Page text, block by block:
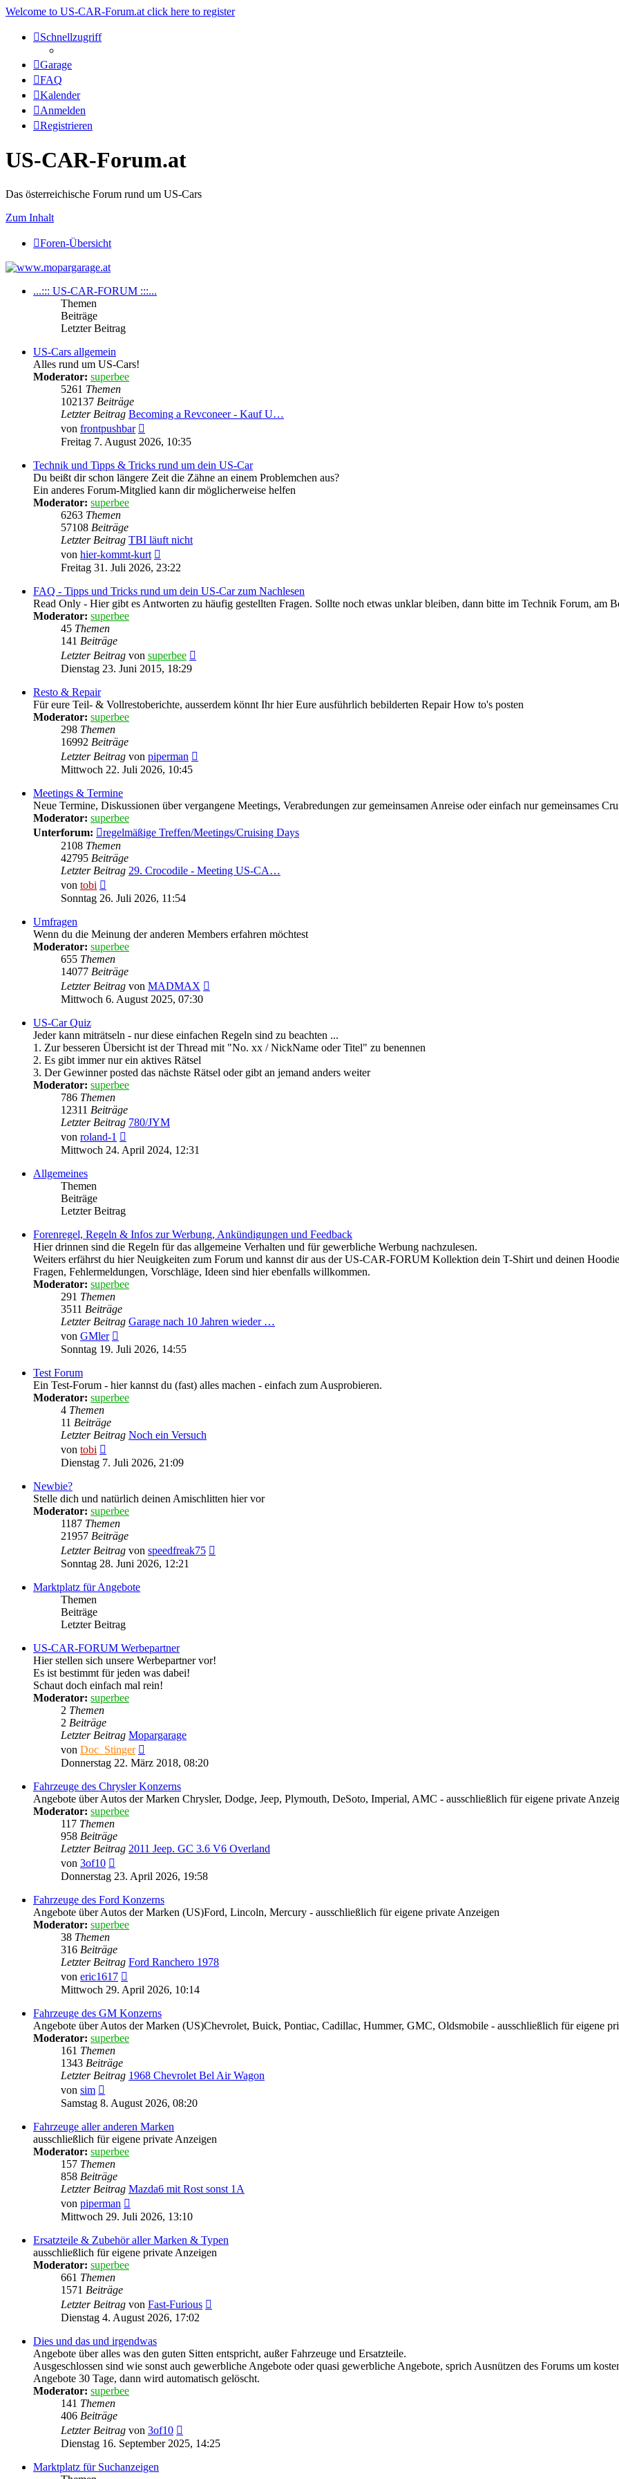
Welcome to US-CAR-Forum.at click here to register
Schnellzugriff
Garage
FAQ
Kalender
Anmelden
Registrieren
US-CAR-Forum.at
Das österreichische Forum rund um US-Cars
Zum Inhalt
Foren-Übersicht
...::: US-CAR-FORUM :::...
Themen
Beiträge
Letzter Beitrag
US-Cars allgemein
Alles rund um US-Cars!
Moderator: superbee
5261 Themen
102137 Beiträge
Letzter Beitrag Becoming a Revconeer - Kauf U…
von frontpushbar
Beitrag
Freitag 7. August 2026, 10:35
Technik und Tipps & Tricks rund um dein US-Car
Du beißt dir schon längere Zeit die Zähne an einem Problemchen aus?
Ein anderes Forum-Mitglied kann dir möglicherweise helfen
Moderator: superbee
6263 Themen
57108 Beiträge
Letzter Beitrag TBI läuft nicht
von hier-kommt-kurt
Beitrag
Freitag 31. Juli 2026, 23:22
FAQ - Tipps und Tricks rund um dein US-Car zum Nachlesen
Read Only - Hier gibt es Antworten zu häufig gestellten Fragen. Sollte noch etwas unklar bleiben, dann bitte im Technik Forum, am
Moderator: superbee
45 Themen
141 Beiträge
Letzter Beitrag von superbee
Dienstag 23. Juni 2015, 18:29
Resto & Repair
Für eure Teil- & Vollrestoberichte, ausserdem könnt Ihr hier Eure ausführlich bebilderten Repair How to's posten
Moderator: superbee
298 Themen
16992 Beiträge
Letzter Beitrag von piperman
Mittwoch 22. Juli 2026, 10:45
Meetings & Termine
Neue Termine, Diskussionen über vergangene Meetings, Verabredungen zur gemeinsamen Anreise oder einfach nur gemeinsames
Moderator: superbee
Unterforum:
regelmäßige Treffen/Meetings/Cruising Days
2108 Themen
42795 Beiträge
Letzter Beitrag 29. Crocodile - Meeting US-CA…
von tobi
Beitrag
Sonntag 26. Juli 2026, 11:54
Umfragen
Wenn du die Meinung der anderen Members erfahren möchtest
Moderator: superbee
655 Themen
14077 Beiträge
Letzter Beitrag von MADMAX
Mittwoch 6. August 2025, 07:30
US-Car Quiz
Jeder kann miträtseln - nur diese einfachen Regeln sind zu beachten ...
1. Zur besseren Übersicht ist der Thread mit "No. xx / NickName oder Titel" zu benennen
2. Es gibt immer nur ein aktives Rätsel
3. Der Gewinner posted das nächste Rätsel oder gibt an jemand anders weiter
Moderator: superbee
786 Themen
12311 Beiträge
Letzter Beitrag 780/JYM
von roland-1
Beitrag
Mittwoch 24. April 2024, 12:31
Allgemeines
Themen
Beiträge
Letzter Beitrag
Forenregel, Regeln & Infos zur Werbung, Ankündigungen und Feedback
Hier drinnen sind die Regeln für das allgemeine Verhalten und für gewerbliche Werbung nachzulesen.
Weiters erfährst du hier Neuigkeiten zum Forum und kannst dir aus der US-CAR-FORUM Kollektion dein T-Shirt und deinen
Fragen, Fehlermeldungen, Vorschläge, Ideen sind hier ebenfalls willkommen.
Moderator: superbee
291 Themen
3511 Beiträge
Letzter Beitrag Garage nach 10 Jahren wieder …
von GMler
Beitrag
Sonntag 19. Juli 2026, 14:55
Test Forum
Ein Test-Forum - hier kannst du (fast) alles machen - einfach zum Ausprobieren.
Moderator: superbee
4 Themen
11 Beiträge
Letzter Beitrag Noch ein Versuch
von tobi
Beitrag
Dienstag 7. Juli 2026, 21:09
Newbie?
Stelle dich und natürlich deinen Amischlitten hier vor
Moderator: superbee
1187 Themen
21957 Beiträge
Letzter Beitrag von speedfreak75
Sonntag 28. Juni 2026, 12:21
Marktplatz für Angebote
Themen
Beiträge
Letzter Beitrag
US-CAR-FORUM Werbepartner
Hier stellen sich unsere Werbepartner vor!
Es ist bestimmt für jeden was dabei!
Schaut doch einfach mal rein!
Moderator: superbee
2 Themen
2 Beiträge
Letzter Beitrag Mopargarage
von Doc_Stinger
Beitrag
Donnerstag 22. März 2018, 08:20
Fahrzeuge des Chrysler Konzerns
Angebote über Autos der Marken Chrysler, Dodge, Jeep, Plymouth, DeSoto, Imperial, AMC - ausschließlich für eigene private
Moderator: superbee
117 Themen
958 Beiträge
Letzter Beitrag 2011 Jeep. GC 3.6 V6 Overland
von 3of10
Beitrag
Donnerstag 23. April 2026, 19:58
Fahrzeuge des Ford Konzerns
Angebote über Autos der Marken (US)Ford, Lincoln, Mercury - ausschließlich für eigene private Anzeigen
Moderator: superbee
38 Themen
316 Beiträge
Letzter Beitrag Ford Ranchero 1978
von eric1617
Beitrag
Mittwoch 29. April 2026, 10:14
Fahrzeuge des GM Konzerns
Angebote über Autos der Marken (US)Chevrolet, Buick, Pontiac, Cadillac, Hummer, GMC, Oldsmobile - ausschließlich für eigene
Moderator: superbee
161 Themen
1343 Beiträge
Letzter Beitrag 1968 Chevrolet Bel Air Wagon
von sim
Beitrag
Samstag 8. August 2026, 08:20
Fahrzeuge aller anderen Marken
ausschließlich für eigene private Anzeigen
Moderator: superbee
157 Themen
858 Beiträge
Letzter Beitrag Mazda6 mit Rost sonst 1A
von piperman
Beitrag
Mittwoch 29. Juli 2026, 13:10
Ersatzteile & Zubehör aller Marken & Typen
ausschließlich für eigene private Anzeigen
Moderator: superbee
661 Themen
1571 Beiträge
Letzter Beitrag von Fast-Furious
Dienstag 4. August 2026, 17:02
Dies und das und irgendwas
Angebote über alles was den guten Sitten entspricht, außer Fahrzeuge und Ersatzteile.
Ausgeschlossen sind wie sonst auch gewerbliche Angebote oder quasi gewerbliche Angebote, sprich Ausnützen des Forums um
Angebote 30 Tage, dann wird automatisch gelöscht.
Moderator: superbee
141 Themen
406 Beiträge
Letzter Beitrag von 3of10
Beitrag
Dienstag 16. September 2025, 14:25
Marktplatz für Suchanzeigen